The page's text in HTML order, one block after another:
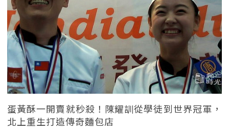
蛋黃酥一開賣就秒殺！陳耀訓從學徒到世界冠軍，
北上重生打造傳奇麵包店